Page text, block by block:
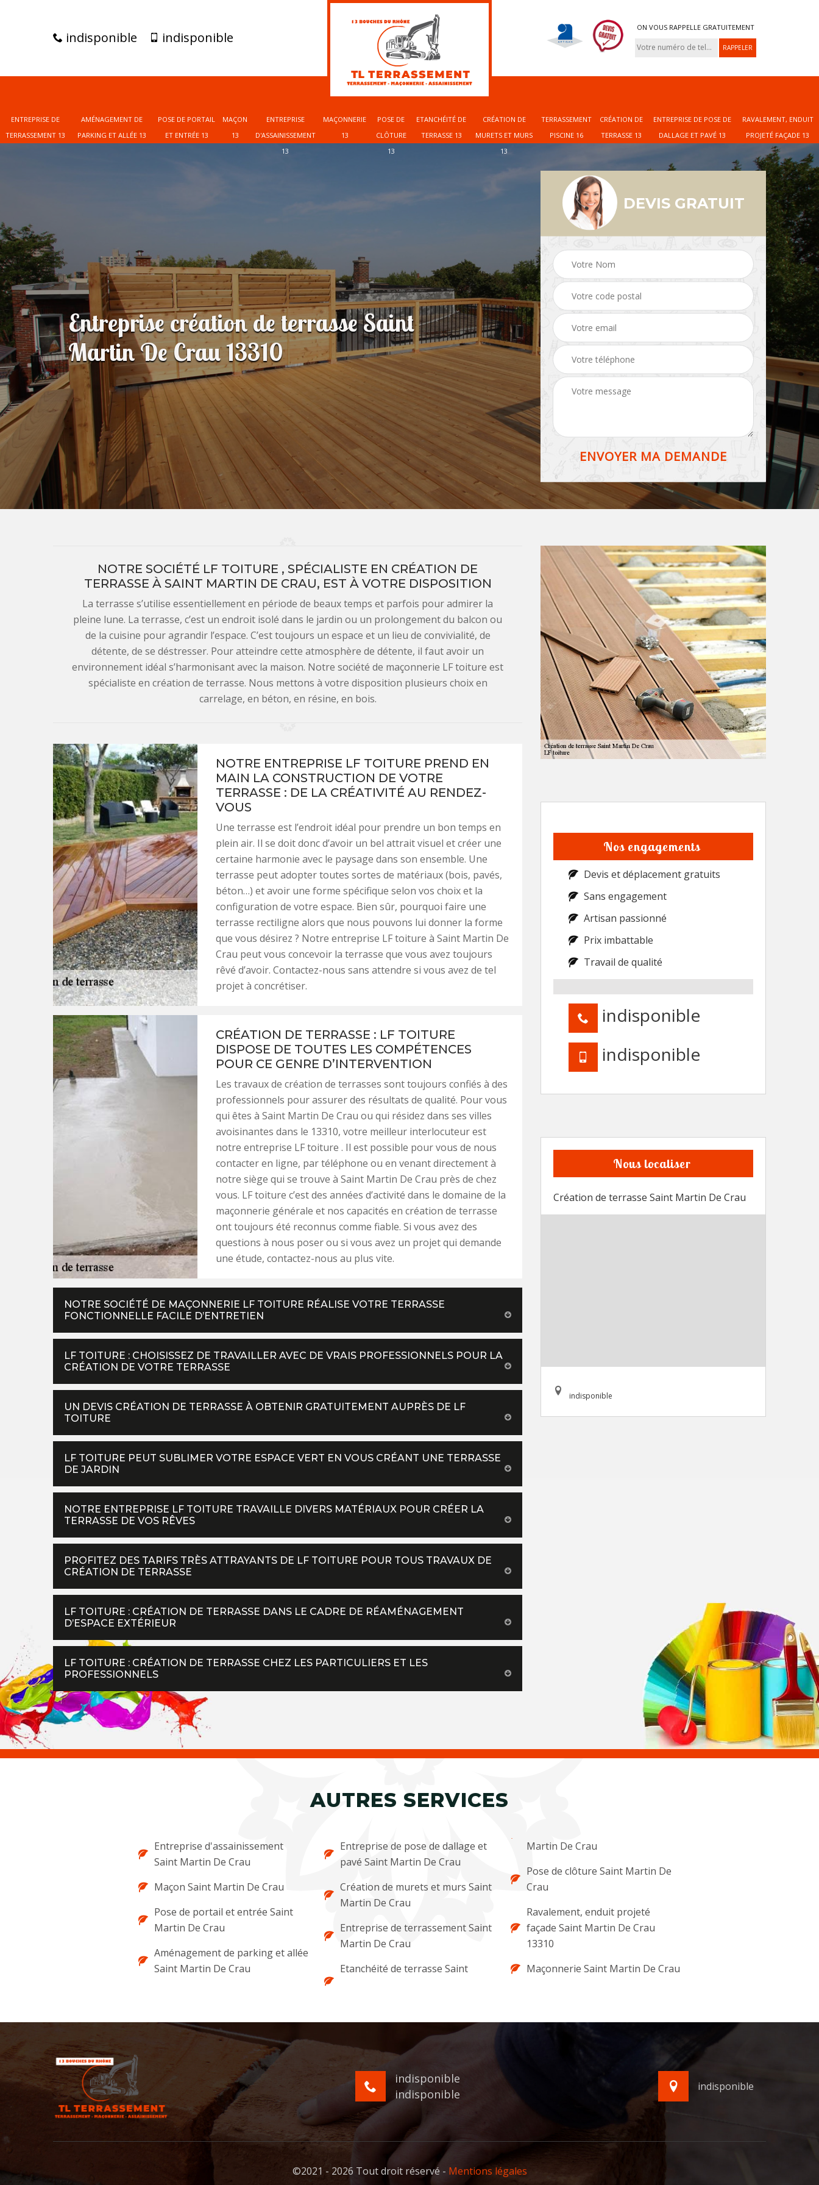
indisponible indisponible
ON VOUS RAPPELLE GRATUITEMENT
ENTREPRISE DE
TERRASSEMENT 13
AMÉNAGEMENT DE
PARKING ET ALLÉE 13
POSE DE PORTAIL
ET ENTRÉE 13
MAÇON
13
ENTREPRISE
D'ASSAINISSEMENT
13
MAÇONNERIE
13
POSE DE
CLÔTURE
13
ETANCHÉITÉ DE
TERRASSE 13
CRÉATION DE
MURETS ET MURS
13
TERRASSEMENT
PISCINE 16
CRÉATION DE
TERRASSE 13
ENTREPRISE DE POSE DE
DALLAGE ET PAVÉ 13
RAVALEMENT, ENDUIT
PROJETÉ FAÇADE 13
Entreprise création de terrasse Saint
Martin De Crau 13310
DEVIS GRATUIT
NOTRE SOCIÉTÉ LF TOITURE , SPÉCIALISTE EN CRÉATION DE
TERRASSE À SAINT MARTIN DE CRAU, EST À VOTRE DISPOSITION
La terrasse s’utilise essentiellement en période de beaux temps et parfois pour admirer la
pleine lune. La terrasse, c’est un endroit isolé dans le jardin ou un prolongement du balcon ou
de la cuisine pour agrandir l’espace. C’est toujours un espace et un lieu de convivialité, de
détente, de se déstresser. Pour atteindre cette atmosphère de détente, il faut avoir un
environnement idéal s’harmonisant avec la maison. Notre société de maçonnerie LF toiture est
spécialiste en création de terrasse. Nous mettons à votre disposition plusieurs choix en
carrelage, en béton, en résine, en bois.
NOTRE ENTREPRISE LF TOITURE PREND EN
MAIN LA CONSTRUCTION DE VOTRE
TERRASSE : DE LA CRÉATIVITÉ AU RENDEZ-
VOUS
Une terrasse est l’endroit idéal pour prendre un bon temps en
plein air. Il se doit donc d’avoir un bel attrait visuel et créer une
certaine harmonie avec le paysage dans son ensemble. Une
terrasse peut adopter toutes sortes de matériaux (bois, pavés,
béton…) et avoir une forme spécifique selon vos choix et la
configuration de votre espace. Bien sûr, pourquoi faire une
terrasse rectiligne alors que nous pouvons lui donner la forme
que vous désirez ? Notre entreprise LF toiture à Saint Martin De
Crau peut vous concevoir la terrasse que vous avez toujours
rêvé d’avoir. Contactez-nous sans attendre si vous avez de tel
projet à concrétiser.
CRÉATION DE TERRASSE : LF TOITURE
DISPOSE DE TOUTES LES COMPÉTENCES
POUR CE GENRE D’INTERVENTION
Les travaux de création de terrasses sont toujours confiés à des
professionnels pour assurer des résultats de qualité. Pour vous
qui êtes à Saint Martin De Crau ou qui résidez dans ses villes
avoisinantes dans le 13310, votre meilleur interlocuteur est
notre entreprise LF toiture . Il est possible pour vous de nous
contacter en ligne, par téléphone ou en venant directement à
notre siège qui se trouve à Saint Martin De Crau près de chez
vous. LF toiture c’est des années d’activité dans le domaine de la
maçonnerie générale et nos capacités en création de terrasse
ont toujours été reconnus comme fiable. Si vous avez des
questions à nous poser ou si vous avez un projet qui demande
une étude, contactez-nous au plus vite.
NOTRE SOCIÉTÉ DE MAÇONNERIE LF TOITURE RÉALISE VOTRE TERRASSE
FONCTIONNELLE FACILE D’ENTRETIEN
LF TOITURE : CHOISISSEZ DE TRAVAILLER AVEC DE VRAIS PROFESSIONNELS POUR LA
CRÉATION DE VOTRE TERRASSE
UN DEVIS CRÉATION DE TERRASSE À OBTENIR GRATUITEMENT AUPRÈS DE LF
TOITURE
LF TOITURE PEUT SUBLIMER VOTRE ESPACE VERT EN VOUS CRÉANT UNE TERRASSE
DE JARDIN
NOTRE ENTREPRISE LF TOITURE TRAVAILLE DIVERS MATÉRIAUX POUR CRÉER LA
TERRASSE DE VOS RÊVES
PROFITEZ DES TARIFS TRÈS ATTRAYANTS DE LF TOITURE POUR TOUS TRAVAUX DE
CRÉATION DE TERRASSE
LF TOITURE : CRÉATION DE TERRASSE DANS LE CADRE DE RÉAMÉNAGEMENT
D’ESPACE EXTÉRIEUR
LF TOITURE : CRÉATION DE TERRASSE CHEZ LES PARTICULIERS ET LES
PROFESSIONNELS
Nos engagements
Devis et déplacement gratuits
Sans engagement
Artisan passionné
Prix imbattable
Travail de qualité
indisponible
indisponible
Nous localiser
Création de terrasse Saint Martin De Crau
indisponible
AUTRES SERVICES
Entreprise d'assainissement
Saint Martin De Crau
Maçon Saint Martin De Crau
Pose de portail et entrée Saint
Martin De Crau
Aménagement de parking et allée
Saint Martin De Crau
Entreprise de pose de dallage et
pavé Saint Martin De Crau
Création de murets et murs Saint
Martin De Crau
Entreprise de terrassement Saint
Martin De Crau
Etanchéité de terrasse Saint
Martin De Crau
Pose de clôture Saint Martin De
Crau
Ravalement, enduit projeté
façade Saint Martin De Crau
13310
Maçonnerie Saint Martin De Crau
indisponible
indisponible
indisponible
©2021 - 2026 Tout droit réservé - Mentions légales